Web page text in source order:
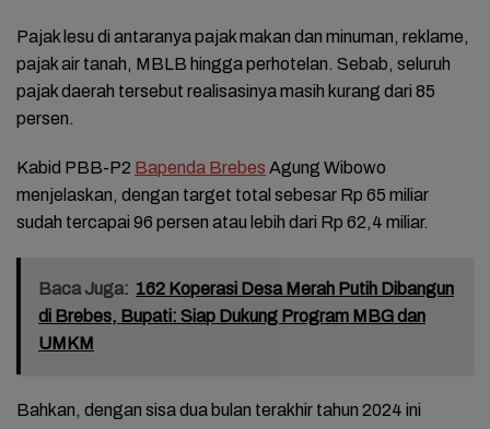
Pajak lesu di antaranya pajak makan dan minuman, reklame,
pajak air tanah, MBLB hingga perhotelan. Sebab, seluruh
pajak daerah tersebut realisasinya masih kurang dari 85
persen.
Kabid PBB-P2 Bapenda Brebes Agung Wibowo
menjelaskan, dengan target total sebesar Rp 65 miliar
sudah tercapai 96 persen atau lebih dari Rp 62,4 miliar.
Baca Juga: 162 Koperasi Desa Merah Putih Dibangun
di Brebes, Bupati: Siap Dukung Program MBG dan
UMKM
Bahkan, dengan sisa dua bulan terakhir tahun 2024 ini